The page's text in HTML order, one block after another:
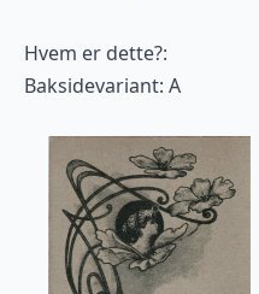
Hvem er dette?:
Baksidevariant: A